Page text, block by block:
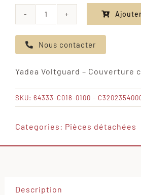
de
Yadea
-
Couverture
centrale
Nous contacter
Yadea Voltguard – Couverture
SKU: 64333-C018-0100 -
Categories: Pièces détachées
Description